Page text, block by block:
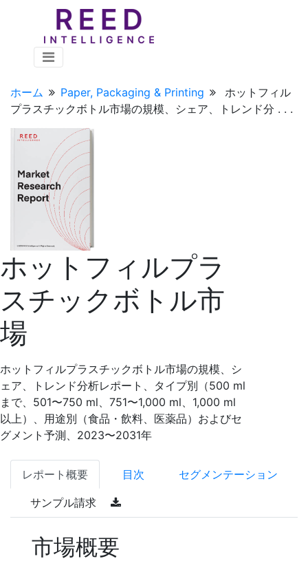
ホーム Paper, Packaging & Printing
ホットフィル
プラスチックボトル市場の規模、シェア、トレンド分 . . .
ホットフィルプラ
スチックボトル市
場
ホットフィルプラスチックボトル市場の規模、シ
ェア、トレンド分析レポート、タイプ別（500 ml
まで、501〜750 ml、751〜1,000 ml、1,000 ml
以上）、用途別（食品・飲料、医薬品）およびセ
グメント予測、2023〜2031年
レポート概要 目次 セグメンテーション
サンプル請求
市場概要